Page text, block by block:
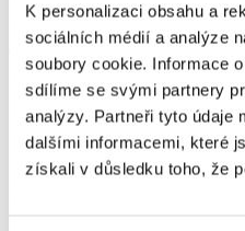
K personalizaci obsahu a
sociálních médií a analýze
soubory cookie. Informace
sdílíme se svými partnery
analýzy. Partneři tyto údaje
dalšími informacemi, které
získali v důsledku toho, že
Lhůta pro podání přihlášek: do
doručené po tomto datu
Místo pro podání přihlášek:
Florenci 2116/15, Nové Město,
Obálku označte:Výběrové
Doklady nutné k účasti ve